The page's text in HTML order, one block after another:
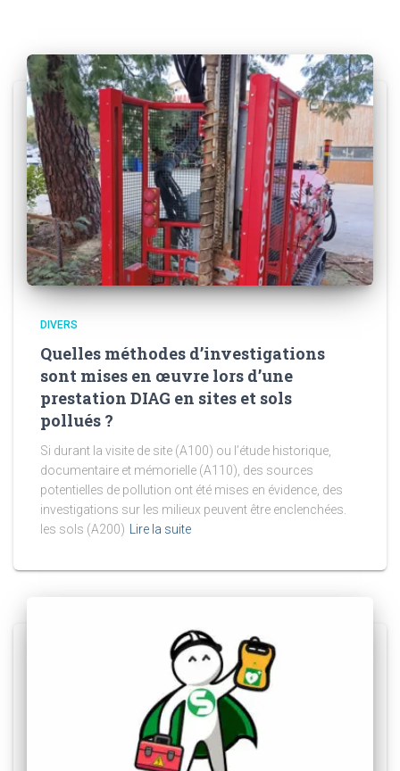
DIVERS
Quelles méthodes d’investigations
sont mises en œuvre lors d’une
prestation DIAG en sites et sols
pollués ?
Si durant la visite de site (A100) ou l’étude historique,
documentaire et mémorielle (A110), des sources
potentielles de pollution ont été mises en évidence, des
investigations sur les milieux peuvent être enclenchées.
les sols (A200)
Lire la suite